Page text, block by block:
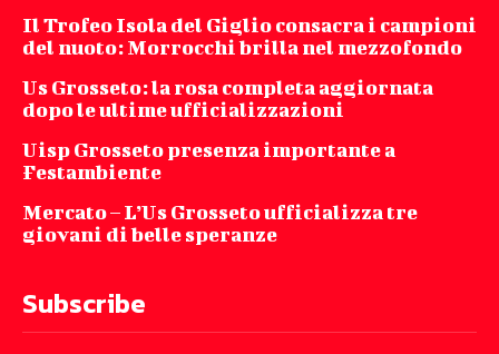
Il Trofeo Isola del Giglio consacra i campioni
del nuoto: Morrocchi brilla nel mezzofondo
Us Grosseto: la rosa completa aggiornata
dopo le ultime ufficializzazioni
Uisp Grosseto presenza importante a
Festambiente
Mercato – L’Us Grosseto ufficializza tre
giovani di belle speranze
Subscribe